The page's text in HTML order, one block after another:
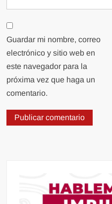
Guardar mi nombre, correo
electrónico y sitio web en
este navegador para la
próxima vez que haga un
comentario.